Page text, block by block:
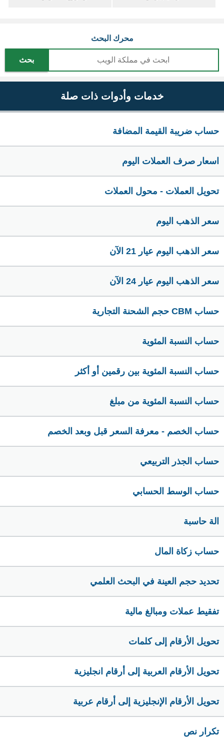
محرك البحث
بحث
خدمات وأدوات ذات صلة
حساب ضريبة القيمة المضافة
اسعار صرف العملات اليوم
تحويل العملات - محول العملات
سعر الذهب اليوم
سعر الذهب اليوم عيار 21 الآن
سعر الذهب اليوم عيار 24 الآن
حساب CBM حجم الشحنة التجارية
حساب النسبة المئوية
حساب النسبة المئوية بين رقمين أو أكثر
حساب النسبة المئوية من مبلغ
حساب الخصم - معرفة السعر قبل وبعد الخصم
حساب الجذر التربيعي
حساب الوسط الحسابي
الة حاسبة
حساب زكاة المال
تحديد حجم العينة في البحث العلمي
تفقيط عملات ومبالغ مالية
تحويل الأرقام إلى كلمات
تحويل الأرقام العربية إلى أرقام انجليزية
تحويل الأرقام الإنجليزية إلى أرقام عربية
تكرار نص